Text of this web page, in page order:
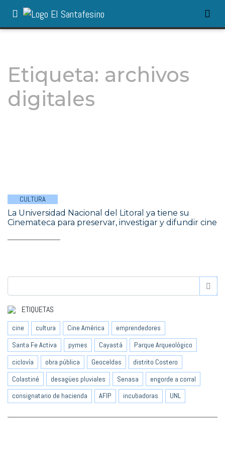
Etiqueta: archivos
digitales
CULTURA
La Universidad Nacional del Litoral ya tiene su
Cinemateca para preservar, investigar y difundir cine
ETIQUETAS
cine cultura Cine América
emprendedores
Santa Fe Activa
pymes Cayastá
Parque Arqueológico
ciclovía
obra pública Geoceldas
distrito Costero
Colastiné
desagües pluviales Senasa
engorde a corral
consignatario de hacienda
AFIP incubadoras UNL